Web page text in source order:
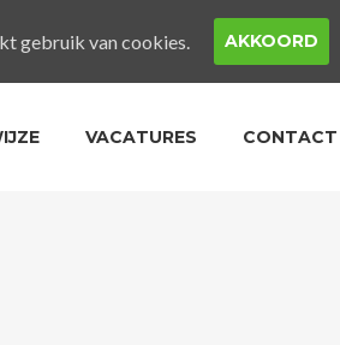
VACATURES CONTACT
gebruik van cookies. AKKOORD